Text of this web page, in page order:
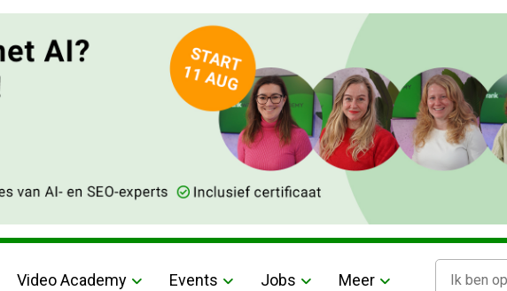
Video Academy Events Jobs Meer